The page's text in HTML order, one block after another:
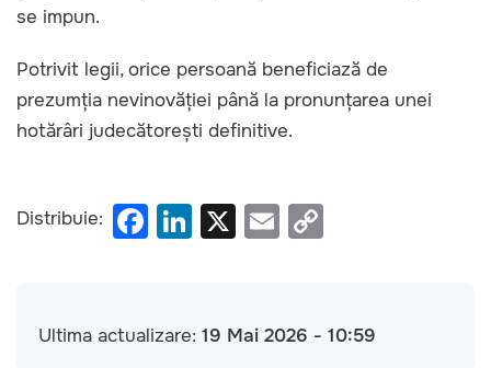
se impun.
Potrivit legii, orice persoană beneficiază de
prezumția nevinovăției până la pronunțarea unei
hotărâri judecătorești definitive.
Distribuie: F
a
e
Li
n
e
X E
m
y
Ultima actualizare: 19 Mai 2026 - 10:59